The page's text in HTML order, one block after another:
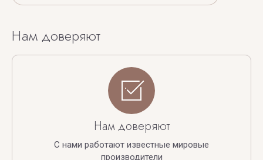
Нам доверяют
Нам доверяют
С нами работают известные мировые
производители